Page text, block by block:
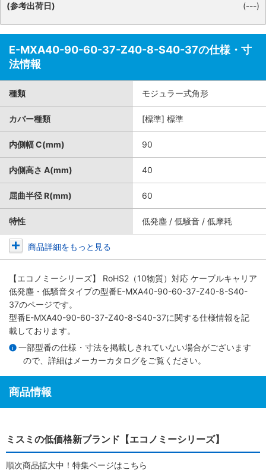
(参考出荷日)
(---)
E-MXA40-90-60-37-Z40-8-S40-37の仕様・寸
法情報
種類 モジュラー式角形
カバー種類 [標準] 標準
内側幅 C(mm) 90
内側高さ A(mm) 40
屈曲半径 R(mm) 60
特性 低発塵 / 低騒音 / 低摩耗
商品詳細をもっと見る
【エコノミーシリーズ】 RoHS2（10物質）対応 ケーブルキャリア
低発塵・低騒音タイプの型番E-MXA40-90-60-37-Z40-8-S40-
37のページです。
型番E-MXA40-90-60-37-Z40-8-S40-37に関する仕様情報を記
載しております。
一部型番の仕様・寸法を掲載しきれていない場合がございます
ので、詳細は メーカーカタログをご覧ください。
商品情報
ミスミの低価格新ブランド【エコノミーシリーズ】
順次商品拡大中！特集ページはこちら